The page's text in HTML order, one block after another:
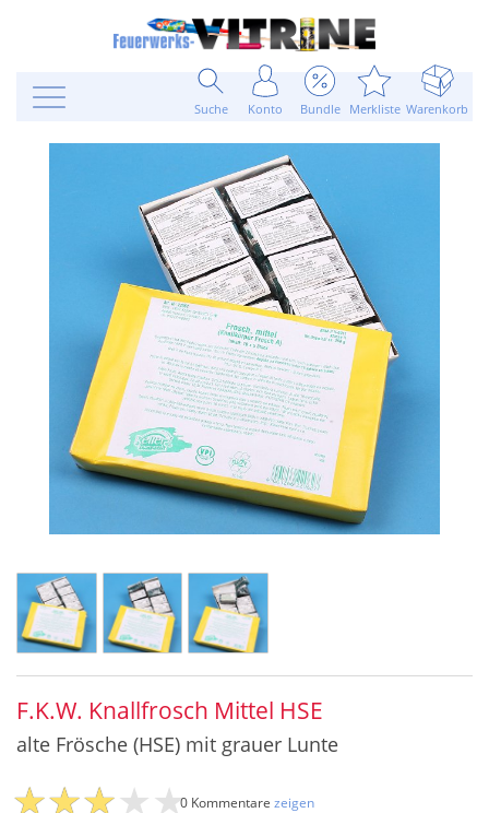
Suche Konto Bundle Merkliste Warenkorb
F.K.W. Knallfrosch Mittel HSE
alte Frösche (HSE) mit grauer Lunte
0 Kommentare zeigen